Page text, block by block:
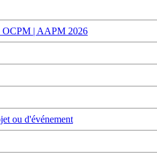
OCPM | AAPM 2026
ou d'événement